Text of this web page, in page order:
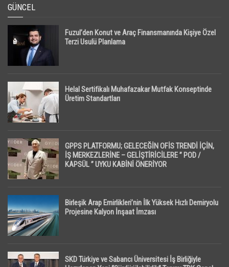
GÜNCEL
Fuzul’den Konut ve Araç Finansmanında Kişiye Özel
Terzi Usulü Planlama
Helal Sertifikalı Muhafazakar Mutfak Konseptinde
Üretim Standartları
GPPS PLATFORMU; GELECEĞİN OFİS TRENDİ İÇİN,
İŞ MERKEZLERİNE – GELİŞTİRİCİLERE ” POD /
KAPSÜL ” UYKU KABİNİ ÖNERİYOR
Birleşik Arap Emirlikleri’nin İlk Yüksek Hızlı Demiryolu
Projesine Kalyon İnşaat İmzası
SKD Türkiye ve Sabancı Üniversitesi İş Birliğiyle